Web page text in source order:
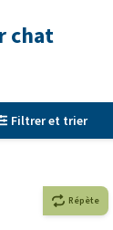
chat
Filtrer et trier
Répète